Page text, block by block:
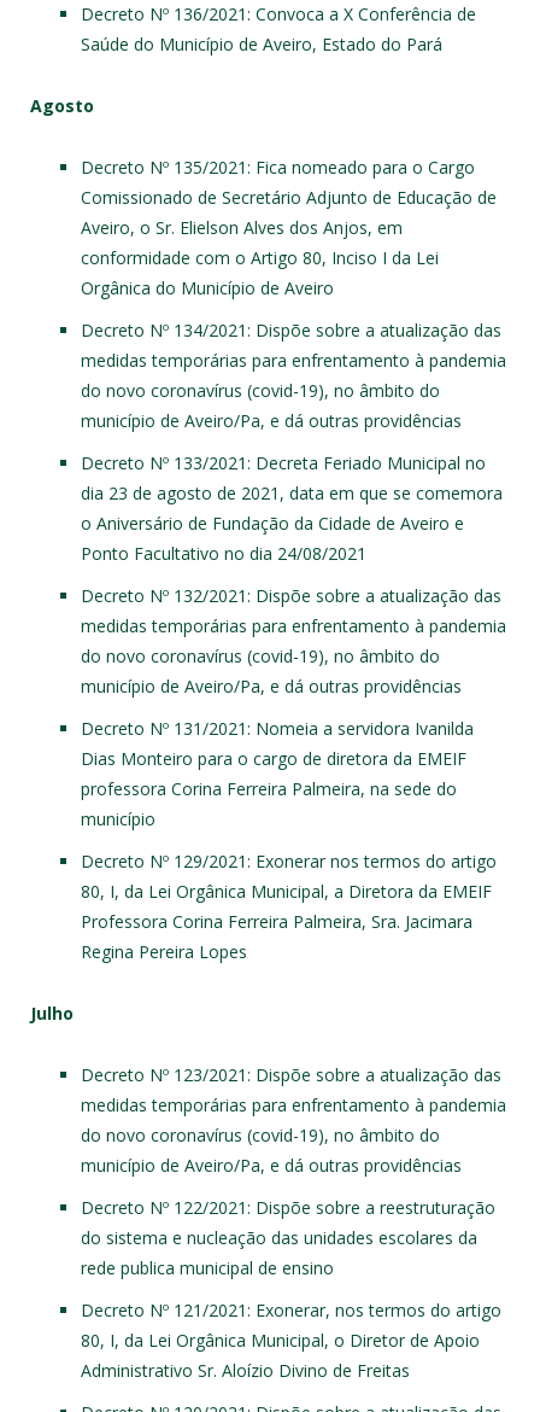
Decreto Nº 136/2021: Convoca a X Conferência de
Saúde do Município de Aveiro, Estado do Pará
Agosto
Decreto Nº 135/2021: Fica nomeado para o Cargo
Comissionado de Secretário Adjunto de Educação de
Aveiro, o Sr. Elielson Alves dos Anjos, em
conformidade com o Artigo 80, Inciso I da Lei
Orgânica do Município de Aveiro
Decreto Nº 134/2021: Dispõe sobre a atualização das
medidas temporárias para enfrentamento à pandemia
do novo coronavírus (covid-19), no âmbito do
município de Aveiro/Pa, e dá outras providências
Decreto Nº 133/2021: Decreta Feriado Municipal no
dia 23 de agosto de 2021, data em que se comemora
o Aniversário de Fundação da Cidade de Aveiro e
Ponto Facultativo no dia 24/08/2021
Decreto Nº 132/2021: Dispõe sobre a atualização das
medidas temporárias para enfrentamento à pandemia
do novo coronavírus (covid-19), no âmbito do
município de Aveiro/Pa, e dá outras providências
Decreto Nº 131/2021: Nomeia a servidora Ivanilda
Dias Monteiro para o cargo de diretora da EMEIF
professora Corina Ferreira Palmeira, na sede do
município
Decreto Nº 129/2021: Exonerar nos termos do artigo
80, I, da Lei Orgânica Municipal, a Diretora da EMEIF
Professora Corina Ferreira Palmeira, Sra. Jacimara
Regina Pereira Lopes
Julho
Decreto Nº 123/2021: Dispõe sobre a atualização das
medidas temporárias para enfrentamento à pandemia
do novo coronavírus (covid-19), no âmbito do
município de Aveiro/Pa, e dá outras providências
Decreto Nº 122/2021: Dispõe sobre a reestruturação
do sistema e nucleação das unidades escolares da
rede publica municipal de ensino
Decreto Nº 121/2021: Exonerar, nos termos do artigo
80, I, da Lei Orgânica Municipal, o Diretor de Apoio
Administrativo Sr. Aloízio Divino de Freitas